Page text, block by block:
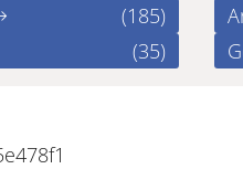
(185)
(35)